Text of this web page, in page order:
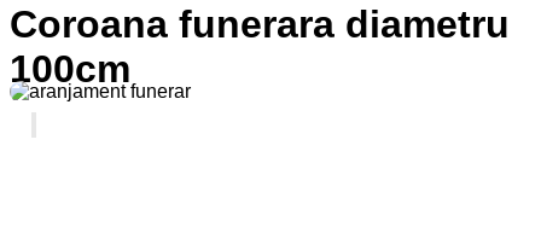
Coroana funerara diametru
100cm